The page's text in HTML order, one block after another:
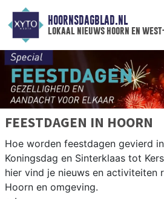
HOORNSDAGBLAD.NL
lokaal nieuws hoorn en
FEESTDAGEN IN HOORN
Hoe worden feestdagen gevierd
Koningsdag en Sinterklaas tot
hier vind je nieuws en activiteiten
Hoorn en omgeving.